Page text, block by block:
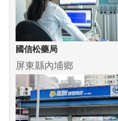
國信松藥局
屏東縣內埔鄉